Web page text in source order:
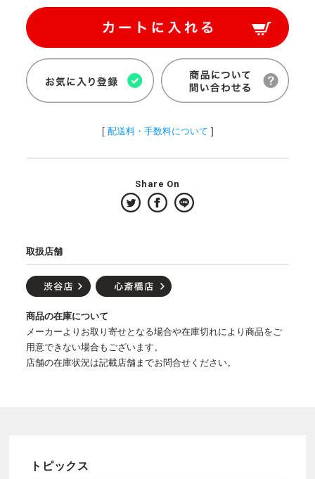
[ 配送料・手数料について ]
Share On
取扱店舗
商品の在庫について
メーカーよりお取り寄せとなる場合や在庫切れにより商品をご
用意できない場合もございます。
店舗の在庫状況は記載店舗までお問合せください。
トピックス